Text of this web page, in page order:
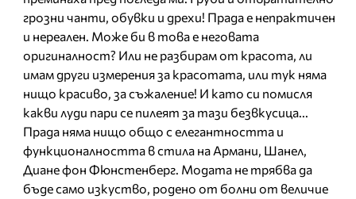
грозни чанти, обувки и дрехи! Прада е непрактичен
и нереален. Може би в това е неговата
оригиналност? Или не разбирам от красота, ли
имам други измерения за красотата, или тук няма
нищо красиво, за съжаление! И като си помисля
какви луди пари се пилеят за тази безвкусица...
Прада няма нищо общо с елегантността и
функционалността в стила на Армани, Шанел,
Диане фон Фюнстенберг. Модата не трябва да
бъде само изкуство, родено от болни от величие